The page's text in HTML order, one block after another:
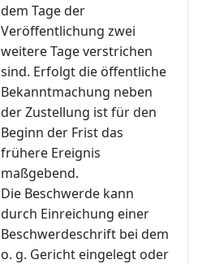
dem Tage der
Veröffentlichung zwei
weitere Tage verstrichen
sind. Erfolgt die öffentliche
Bekanntmachung neben
der Zustellung ist für den
Beginn der Frist das
frühere Ereignis
maßgebend.
Die Beschwerde kann
durch Einreichung einer
Beschwerdeschrift bei dem
o. g. Gericht eingelegt oder